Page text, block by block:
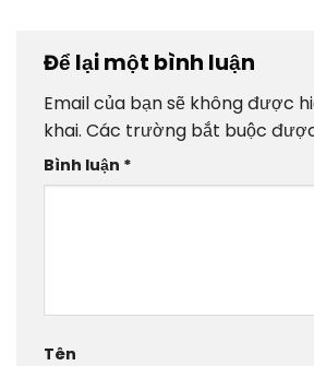
Để lại một bình luận
Email của bạn sẽ không được
khai. Các trường bắt buộc
Bình luận *
Tên